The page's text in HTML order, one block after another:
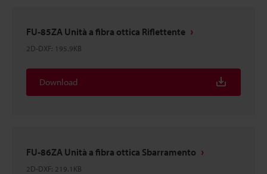
FU-85ZA Unità a fibra ottica Riflettente
2D-DXF: 195.9KB
Download
FU-86ZA Unità a fibra ottica Sbarramento
2D-DXF: 219.1KB